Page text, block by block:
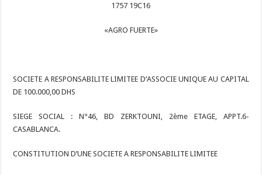
1757 19C16
«AGRO FUERTE»
SOCIETE A RESPONSABILITE LIMITEE D’ASSOCIE UNIQUE AU CAPITAL
DE 100.000,00 DHS
SIEGE SOCIAL : N°46, BD ZERKTOUNI, 2ème ETAGE, APPT.6-
CASABLANCA.
CONSTITUTION D’UNE SOCIETE A RESPONSABILITE LIMITEE